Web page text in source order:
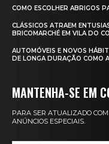
COMO ESCOLHER ABRIGOS
CLÁSSICOS ATRAEM
BRICOMARCHÉ EM VILA DO
AUTOMÓVEIS E NOVOS
DE LONGA DURAÇÃO COMO
MANTENHA-SE EM
PARA SER ATUALIZADO
ANÚNCIOS ESPECIAIS.